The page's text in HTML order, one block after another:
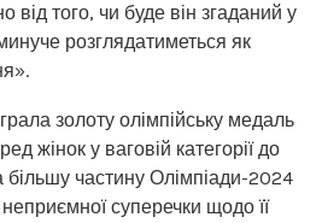
того, чи буде він згаданий у
розглядатиметься як
золоту олімпійську медаль
жінок у ваговій категорії до
більшу частину Олімпіади-2024
суперечки щодо її